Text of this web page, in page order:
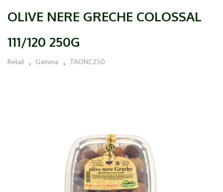
OLIVE NERE GRECHE COLOSSAL
111/120 250G
Retail Gamma TAONC250